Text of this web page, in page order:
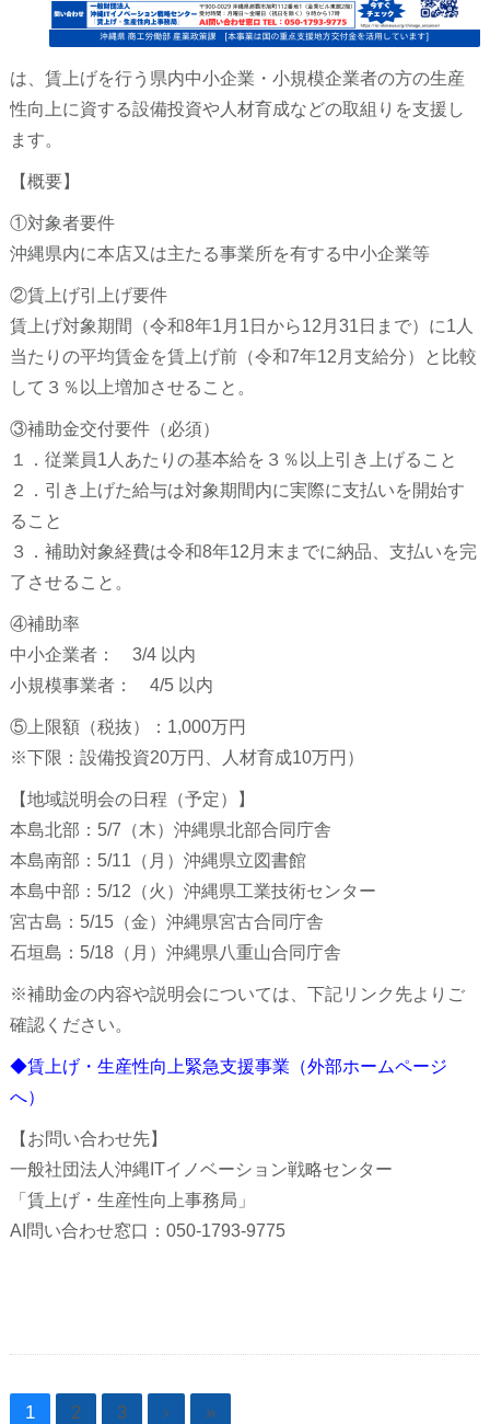
は、賃上げを行う県内中小企業・小規模企業者の方の生産
性向上に資する設備投資や人材育成などの取組りを支援し
ます。
【概要】
①対象者要件
沖縄県内に本店又は主たる事業所を有する中小企業等
②賃上げ引上げ要件
賃上げ対象期間（令和8年1月1日から12月31日まで）に1人
当たりの平均賃金を賃上げ前（令和7年12月支給分）と比較
して３％以上増加させること。
③補助金交付要件（必須）
１．従業員1人あたりの基本給を３％以上引き上げること
２．引き上げた給与は対象期間内に実際に支払いを開始す
ること
３．補助対象経費は令和8年12月末までに納品、支払いを完
了させること。
④補助率
中小企業者： 3/4 以内
小規模事業者： 4/5 以内
⑤上限額（税抜）：1,000万円
※下限：設備投資20万円、人材育成10万円）
【地域説明会の日程（予定）】
本島北部：5/7（木）沖縄県北部合同庁舎
本島南部：5/11（月）沖縄県立図書館
本島中部：5/12（火）沖縄県工業技術センター
宮古島：5/15（金）沖縄県宮古合同庁舎
石垣島：5/18（月）沖縄県八重山合同庁舎
※補助金の内容や説明会については、下記リンク先よりご
確認ください。
◆賃上げ・生産性向上緊急支援事業（外部ホームページ
へ）
【お問い合わせ先】
一般社団法人沖縄ITイノベーション戦略センター
「賃上げ・生産性向上事務局」
AI問い合わせ窓口：050-1793-9775
1 2 3 › »